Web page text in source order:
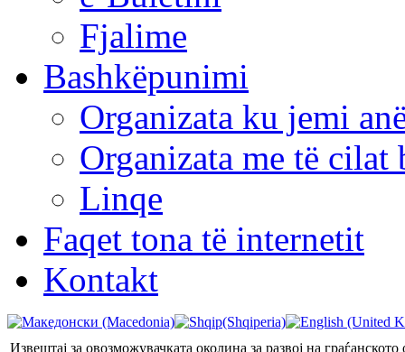
Fjalime
Bashkëpunimi
Organizata ku jemi
Organizata me të cilat
Linqe
Faqet tona të internetit
Kontakt
Извештај за овозможувачката околина за развој на